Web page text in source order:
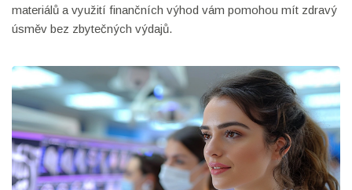
materiálů a využití finančních výhod vám pomohou mít zdravý
úsměv bez zbytečných výdajů.